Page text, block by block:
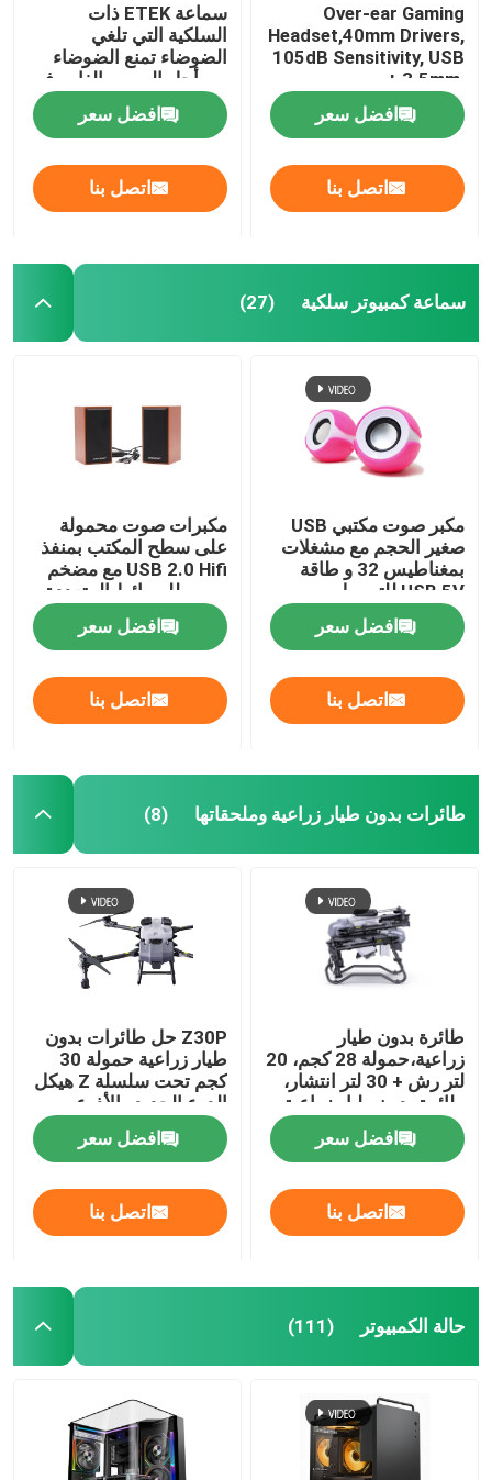
Over-ear Gaming
Headset,40mm Drivers,
105dB Sensitivity, USB
+ 3.5mm,
Omnidirectional Mic,
1.8M Cable, 20-20KHz
Frequency
افضل سعر
اتصل بنا
سماعة ETEK ذات
السلكية التي تلغي
الضوضاء تمنع الضوضاء
من أجل الصوت الغامر في
الاجتماعات العمل أو
اللعب
افضل سعر
اتصل بنا
سماعة كمبيوتر سلكية (27)
مكبر صوت مكتبي USB
صغير الحجم مع مشغلات
بمغناطيس 32 و طاقة
USB 5V للتوصيل
والتشغيل باللون الأزرق
والورديافضل سعر
اتصل بنا
مكبرات صوت محمولة
على سطح المكتب بمنفذ
USB 2.0 Hifi مع مضخم
صوت للوسائط المتعددة
افضل سعر
اتصل بنا
طائرات بدون طيار زراعية وملحقاتها (8)
طائرة بدون طيار
زراعية،حمولة 28 كجم، 20
لتر رش + 30 لتر انتشار،
طائرة بدون طيار زراعية
مزدوجة الوضع
افضل سعر
اتصل بنا
Z30P حل طائرات بدون
طيار زراعية حمولة 30
كجم تحت سلسلة Z هيكل
الدرع الجديد والأذرع
المطوية على شكل Z
افضل سعر
اتصل بنا
حالة الكمبيوتر (111)